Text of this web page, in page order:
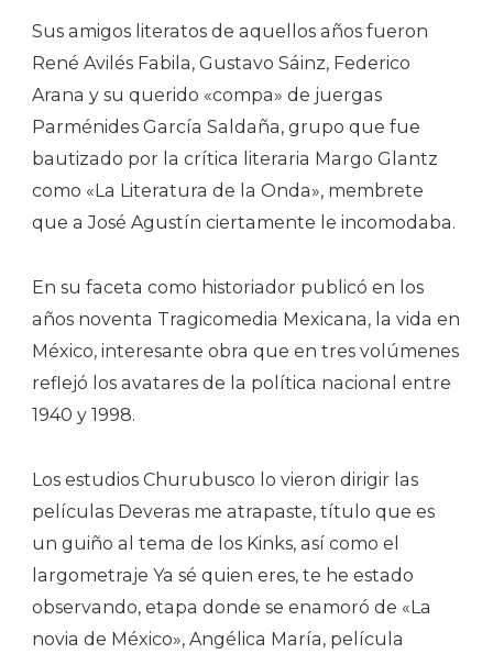
Sus amigos literatos de aquellos años fueron
René Avilés Fabila, Gustavo Sáinz, Federico
Arana y su querido «compa» de juergas
Parménides García Saldaña, grupo que fue
bautizado por la crítica literaria Margo Glantz
como «La Literatura de la Onda», membrete
que a José Agustín ciertamente le incomodaba.
En su faceta como historiador publicó en los
años noventa Tragicomedia Mexicana, la vida en
México, interesante obra que en tres volúmenes
reflejó los avatares de la política nacional entre
1940 y 1998.
Los estudios Churubusco lo vieron dirigir las
películas Deveras me atrapaste, título que es
un guiño al tema de los Kinks, así como el
largometraje Ya sé quien eres, te he estado
observando, etapa donde se enamoró de «La
novia de México», Angélica María, película